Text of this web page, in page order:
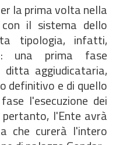
la prima volta nella
il sistema dello
tipologia, infatti,
una prima fase
aggiudicataria,
definitivo e di quello
l'esecuzione dei
l'Ente avrà
che curerà l'intero